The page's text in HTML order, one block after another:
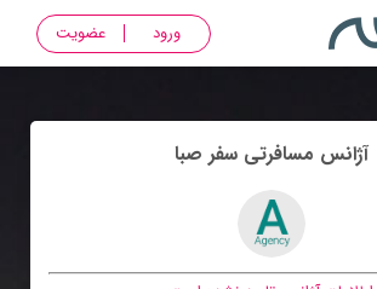
ورود عضویت
آژانس مسافرتی سفر صبا